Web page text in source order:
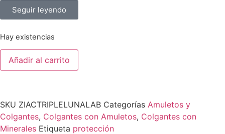
Seguir leyendo
Hay existencias
Añadir al carrito
SKU ZIACTRIPLELUNALAB Categorías Amuletos y
Colgantes, Colgantes con Amuletos, Colgantes con
Minerales Etiqueta protección